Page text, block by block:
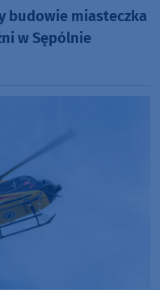
budowie miasteczka
w Sępólnie